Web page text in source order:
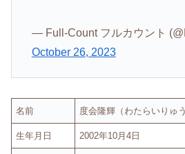
— Full-Count フルカウント
October 26, 2023
名前 度会隆輝（わたらいりゅう
生年月日 2002年10月4日